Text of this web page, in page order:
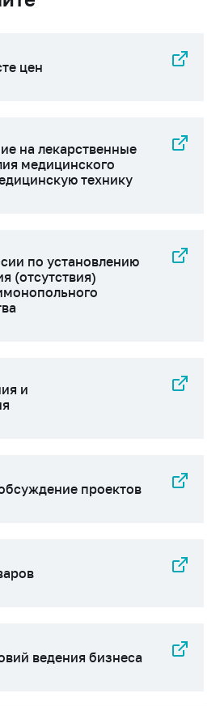
цен
на лекарственные
медицинского
технику
по установлению
(отсутствия)
и
проектов
ведения бизнеса